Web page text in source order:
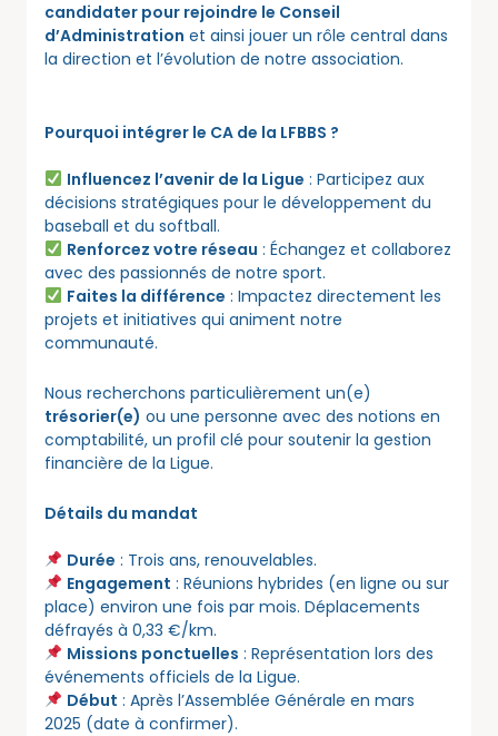
candidater pour rejoindre le Conseil
d’Administration et ainsi jouer un rôle central dans
la direction et l’évolution de notre association.
Pourquoi intégrer le CA de la LFBBS ?
Influencez l’avenir de la Ligue : Participez aux
décisions stratégiques pour le développement du
baseball et du softball.
Renforcez votre réseau : Échangez et collaborez
avec des passionnés de notre sport.
Faites la différence : Impactez directement les
projets et initiatives qui animent notre
communauté.
Nous recherchons particulièrement un(e)
trésorier(e) ou une personne avec des notions en
comptabilité, un profil clé pour soutenir la gestion
financière de la Ligue.
Détails du mandat
Durée : Trois ans, renouvelables.
Engagement : Réunions hybrides (en ligne ou sur
place) environ une fois par mois. Déplacements
défrayés à 0,33 €/km.
Missions ponctuelles : Représentation lors des
événements officiels de la Ligue.
Début : Après l’Assemblée Générale en mars
2025 (date à confirmer).